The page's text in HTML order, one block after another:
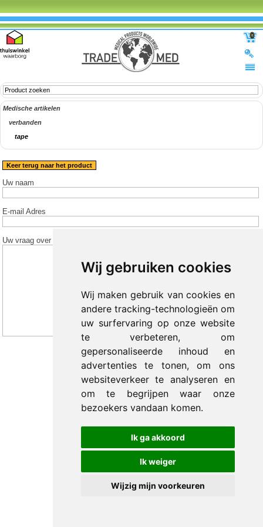
Wij gebruiken cookies
Wij maken gebruik van cookies en
andere tracking-technologieën om
uw surfervaring op onze website
te verbeteren, om
gepersonaliseerde inhoud en
advertenties te tonen, om ons
websiteverkeer te analyseren en
om te begrijpen waar onze
bezoekers vandaan komen.
Ik ga akkoord
Ik weiger
Wijzig mijn voorkeuren
0
Medische artikelen
verbanden
tape
Keer terug naar het product
Uw naam
E-mail Adres
Uw vraag over het product
© 2012-2026 Trade Med B.V. -by Selious B.V.